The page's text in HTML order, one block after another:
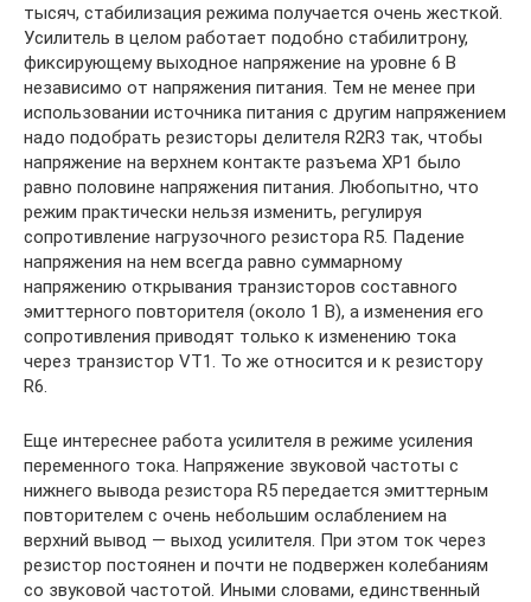
тысяч, стабилизация режима получается очень жесткой.
Усилитель в целом работает подобно стабилитрону,
фиксирующему выходное напряжение на уровне 6 В
независимо от напряжения питания. Тем не менее при
использовании источника питания с другим напряжением
надо подобрать резисторы делителя R2R3 так, чтобы
напряжение на верхнем контакте разъема ХР1 было
равно половине напряжения питания. Любопытно, что
режим практически нельзя изменить, регулируя
сопротивление нагрузочного резистора R5. Падение
напряжения на нем всегда равно суммарному
напряжению открывания транзисторов составного
эмиттерного повторителя (около 1 В), а изменения его
сопротивления приводят только к изменению тока
через транзистор VT1. То же относится и к резистору
R6.
Еще интереснее работа усилителя в режиме усиления
переменного тока. Напряжение звуковой частоты с
нижнего вывода резистора R5 передается эмиттерным
повторителем с очень небольшим ослаблением на
верхний вывод — выход усилителя. При этом ток через
резистор постоянен и почти не подвержен колебаниям
со звуковой частотой. Иными словами, единственный